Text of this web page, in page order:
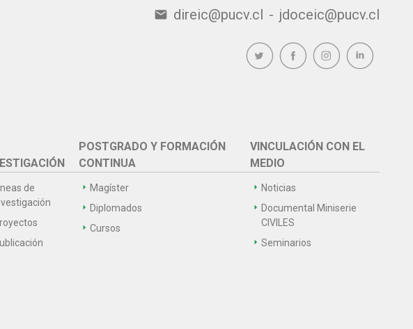
email direic@pucv.cl - jdoceic@pucv.cl
de
POSTGRADO Y FORMACIÓN
CONTINUA
Magíster
Diplomados
Cursos
VINCULACIÓN CON EL
MEDIO
Noticias
Documental Miniserie
CIVILES
Seminarios